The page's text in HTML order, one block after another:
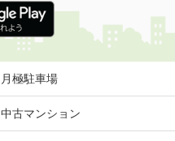
月極駐車場
中古マンション